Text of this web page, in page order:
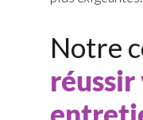
Notre